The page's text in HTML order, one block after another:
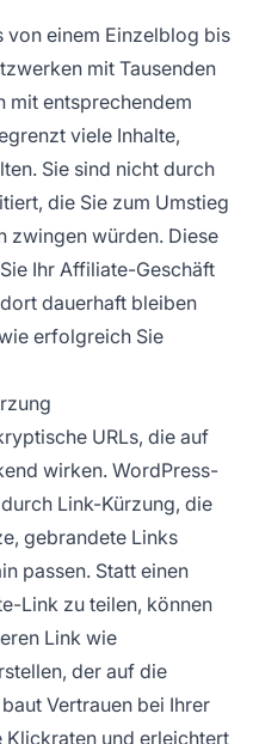
von einem Einzelblog bis
mit Tausenden
mit entsprechendem
viele Inhalte,
Sie sind nicht durch
die Sie zum Umstieg
zwingen würden. Diese
Ihr Affiliate-Geschäft
dauerhaft bleiben
erfolgreich Sie
URLs, die auf
wirken. WordPress-
Link-Kürzung, die
gebrandete Links
passen. Statt einen
Link zu teilen, können
Link wie
der auf die
Vertrauen bei Ihrer
und erleichtert